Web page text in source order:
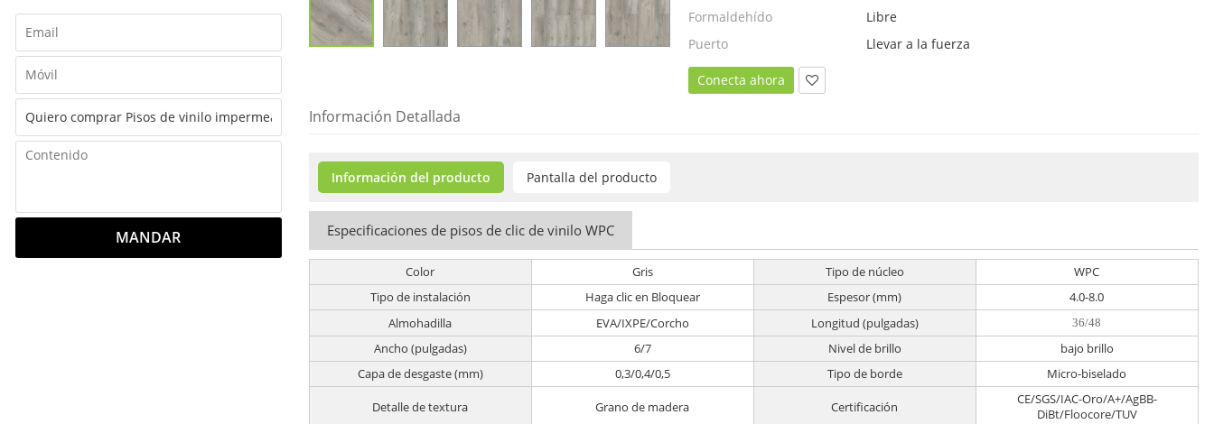
MANDAR
Formaldehído
Libre
Puerto
Llevar a la fuerza
Conecta ahora
Información Detallada
Información del producto Pantalla del producto
Especificaciones de pisos de clic de vinilo WPC
Color Gris Tipo de núcleo
WPC
Tipo de instalación
Haga clic en Bloquear Espesor (mm)
4.0-8.0
Almohadilla
EVA/IXPE/Corcho Longitud (pulgadas) 36/48
Ancho (pulgadas) 6/7 Nivel de brillo
bajo brillo
Capa de desgaste (mm)
0,3/0,4/0,5 Tipo de borde Micro-biselado
Detalle de textura Grano de madera Certificación
CE/SGS/IAC-Oro/A+/AgBB-
DiBt/Floocore/TUV